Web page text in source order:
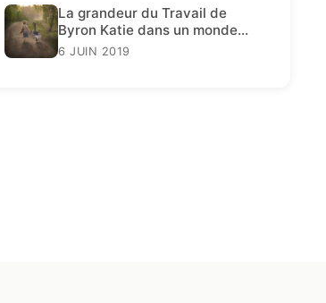
La grandeur du Travail de
Byron Katie dans un monde
décadent
6 JUIN 2019